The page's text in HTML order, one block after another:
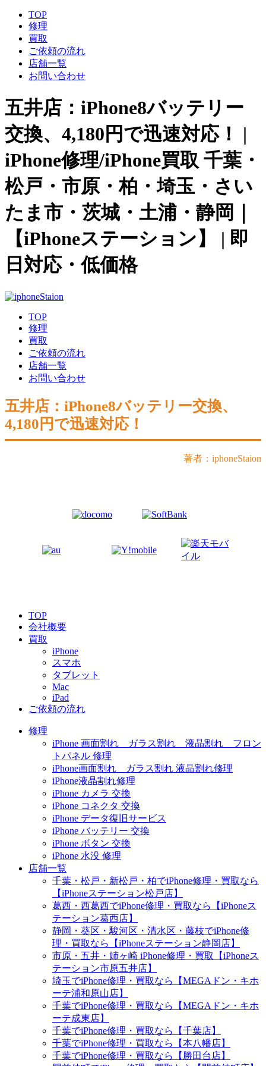
TOP
修理
買取
ご依頼の流れ
店舗一覧
お問い合わせ
五井店：iPhone8バッテリー
交換、4,180円で迅速対応！ |
iPhone修理/iPhone買取 千葉・
松戸・市原・柏・埼玉・さい
たま市・茨城・土浦・静岡｜
【iPhoneステーション】 | 即
日対応・低価格
TOP
修理
買取
ご依頼の流れ
店舗一覧
お問い合わせ
五井店：iPhone8バッテリー交換、
4,180円で迅速対応！
著者：iphoneStaion
TOP
会社概要
買取
iPhone
スマホ
タブレット
Mac
iPad
ご依頼の流れ
修理
iPhone 画面割れ ガラス割れ 液晶割れ フロン
トパネル 修理
iPhone画面割れ ガラス割れ 液晶割れ修理
iPhone液晶割れ修理
iPhone カメラ 交換
iPhone コネクタ 交換
iPhone データ復旧サービス
iPhone バッテリー 交換
iPhone ボタン 交換
iPhone 水没 修理
店舗一覧
千葉・松戸・新松戸・柏でiPhone修理・買取なら
【iPhoneステーション松戸店】
葛西・西葛西でiPhone修理・買取なら【iPhoneス
テーション葛西店】
静岡・葵区・駿河区・清水区・藤枝でiPhone修
理・買取なら【iPhoneステーション静岡店】
市原・五井・姉ヶ崎 iPhone修理・買取【iPhoneス
テーション市原五井店】
埼玉でiPhone修理・買取なら【MEGAドン・キホ
ーテ浦和原山店】
千葉でiPhone修理・買取なら【MEGAドン・キホ
ーテ成東店】
千葉でiPhone修理・買取なら【千葉店】
千葉でiPhone修理・買取なら【本八幡店】
千葉でiPhone修理・買取なら【勝田台店】